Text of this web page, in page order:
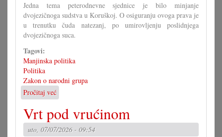
Jedna tema peterodnevne sjednice je bilo minjanje
dvojezičnoga sudstva u Koruškoj. O osiguranju ovoga prava je
u trenutku čuda natezanj, po umirovljenju poslidnjega
dvojezičnoga suca.
Tagovi:
Manjinska politika
Politika
Zakon o narodni grupa
Pročitaj već
Maraton
u
parlamentu
i
Vrt pod vrućinom
uto, 07/07/2026 - 09:54